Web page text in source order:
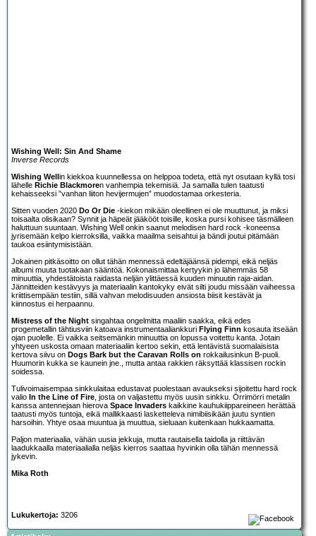
Wishing Well: Sin And Shame
Inverse Records
Wishing Wellin kiekkoa kuunnellessa on helppoa todeta, että nyt osutaan kyllä tosi
lähelle Richie Blackmoren vanhempia tekemisiä. Ja samalla tulen taatusti
kehaisseeksi ”vanhan liiton hevijermujen” muodostamaa orkesteria.
Sitten vuoden 2020 Do Or Die -kiekon mikään oleellinen ei ole muuttunut, ja miksi
toisaalta olisikaan? Synnit ja häpeät jääkööt toisille, koska pursi kohisee täsmälleen
haluttuun suuntaan. Wishing Well onkin saanut melodisen hard rock -koneensa
jyrisemään kelpo kierroksilla, vaikka maailma seisahtui ja bändi joutui pitämään
taukoa esiintymisistään.
Jokainen pitkäsoitto on ollut tähän mennessä edeltäjäänsä pidempi, eikä neljäs
albumi muuta tuotakaan sääntöä. Kokonaismittaa kertyykin jo lähemmäs 58
minuuttia, yhdestätoista raidasta neljän ylittäessä kuuden minuutin raja-aidan.
Jännitteiden kestävyys ja materiaalin kantokyky eivät silti joudu missään vaiheessa
kriittisempään testiin, sillä vahvan melodisuuden ansiosta biisit kestävät ja
kiinnostus ei herpaannu.
Mistress of the Night singahtaa ongelmitta maaliin saakka, eikä edes
progemetallin tähtiusviin katoava instrumentaaliankkuri Flying Finn kosauta itseään
ojan puolelle. Ei vaikka seitsemänkin minuuttia on lopussa voitettu kanta. Jotain
yhtyeen uskosta omaan materiaaliin kertoo sekin, että lentävistä suomalaisista
kertova siivu on Dogs Bark but the Caravan Rolls on rokkailusinkun B-puoli.
Huumorin kukka se kaunein jne., mutta antaa rakkien räksyttää klassisen rockin
soidessa.
Tulivoimaisempaa sinkkulaitaa edustavat puolestaan avaukseksi sijoitettu hard rock
valio In the Line of Fire , josta on valjastettu myös uusin sinkku. Örrimörri metalin
kanssa antennejaan hierova Space Invaders kaikkine kauhukiippareineen herättää
taatusti myös tuntoja, eikä mallikkaasti lasketteleva nimibiisikään juutu syntien
harsoihin. Yhtye osaa muuntua ja muuttua, sieluaan kuitenkaan hukkaamatta.
Paljon materiaalia, vähän uusia jekkuja, mutta rautaisella taidolla ja riittävän
laadukkaalla materiaalialla neljäs kierros saattaa hyvinkin olla tähän mennessä
jykevin.
Mika Roth
Lukukertoja: 3206